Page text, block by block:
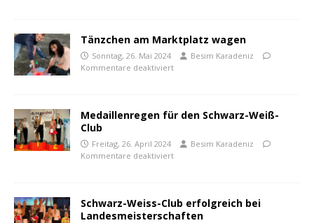
Tänzchen am Marktplatz wagen
Sonntag, 26. Mai 2024
Besim Karadeniz
Kommentare deaktiviert
Medaillenregen für den Schwarz-Weiß-
Club
Freitag, 26. April 2024
Besim Karadeniz
Kommentare deaktiviert
Schwarz-Weiss-Club erfolgreich bei
Landesmeisterschaften